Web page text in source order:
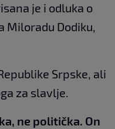
je i odluka o
Miloradu Dodiku,
Srpske, ali
za slavlje.
ne politička. On